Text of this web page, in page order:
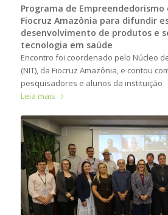
Programa de Empreendedorismo
Fiocruz Amazônia para difundir
desenvolvimento de produtos e
tecnologia em saúde
Encontro foi coordenado pelo Núcleo
(NIT), da Fiocruz Amazônia, e contou
pesquisadores e alunos da instituição
Leia mais